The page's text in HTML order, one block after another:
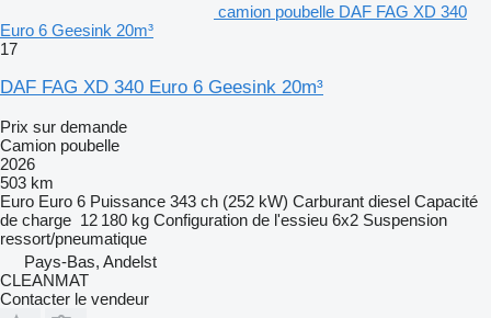
camion poubelle DAF FAG XD 340
Euro 6 Geesink 20m³
17
DAF FAG XD 340 Euro 6 Geesink 20m³
Prix sur demande
Camion poubelle
2026
503 km
Euro Euro 6 Puissance 343 ch (252 kW) Carburant diesel Capacité
de charge 12 180 kg Configuration de l'essieu 6x2 Suspension
ressort/pneumatique
Pays-Bas, Andelst
CLEANMAT
Contacter le vendeur